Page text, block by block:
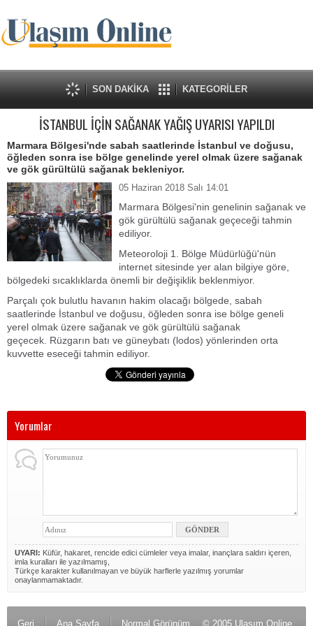
SON DAKİKA KATEGORİLER
İSTANBUL İÇİN SAĞANAK YAĞIŞ UYARISI YAPILDI
Marmara Bölgesi'nde sabah saatlerinde İstanbul ve doğusu,
öğleden sonra ise bölge genelinde yerel olmak üzere sağanak
ve gök gürültülü sağanak bekleniyor.
05 Haziran 2018 Salı 14:01
Marmara Bölgesi'nin genelinin sağanak ve
gök gürültülü sağanak geçeceği tahmin
ediliyor.
Meteoroloji 1. Bölge Müdürlüğü'nün
internet sitesinde yer alan bilgiye göre,
bölgedeki sıcaklıklarda önemli bir değişiklik beklenmiyor.
Parçalı çok bulutlu havanın hakim olacağı bölgede, sabah
saatlerinde İstanbul ve doğusu, öğleden sonra ise bölge geneli
yerel olmak üzere sağanak ve gök gürültülü sağanak
geçecek. Rüzgarın batı ve güneybatı (lodos) yönlerinden orta
kuvvette eseceği tahmin ediliyor.
Yorumlar
UYARI: Küfür, hakaret, rencide edici cümleler veya imalar, inançlara saldırı içeren,
imla kuralları ile yazılmamış,
Türkçe karakter kullanılmayan ve büyük harflerle yazılmış yorumlar
onaylanmamaktadır.
Geri Ana Sayfa Normal Görünüm © 2005 Ulaşım Online